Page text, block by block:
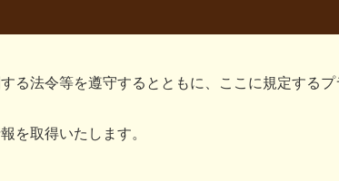
る法令等を遵守するとともに、ここに規定するプ
を取得いたします。